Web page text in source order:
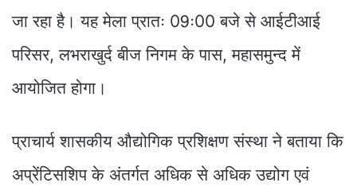
जा रहा है। यह मेला प्रातः 09ः00 बजे से आईटीआई
परिसर, लभराखुर्द बीज निगम के पास, महासमुन्द में
आयोजित होगा।
प्राचार्य शासकीय औद्योगिक प्रशिक्षण संस्था ने बताया कि
अप्रेंटिसशिप के अंतर्गत अधिक से अधिक उद्योग एवं